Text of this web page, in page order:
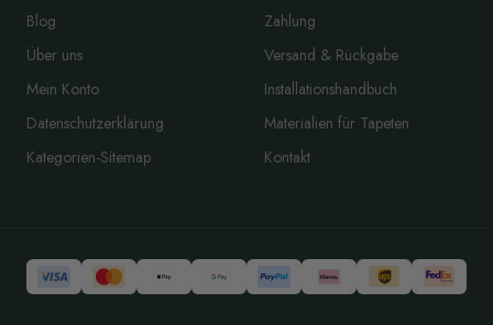
Blog
Über uns
Mein Konto
Datenschutzerklärung
Kategorien-Sitemap
Zahlung
Versand & Rückgabe
Installationshandbuch
Materialien für Tapeten
Kontakt